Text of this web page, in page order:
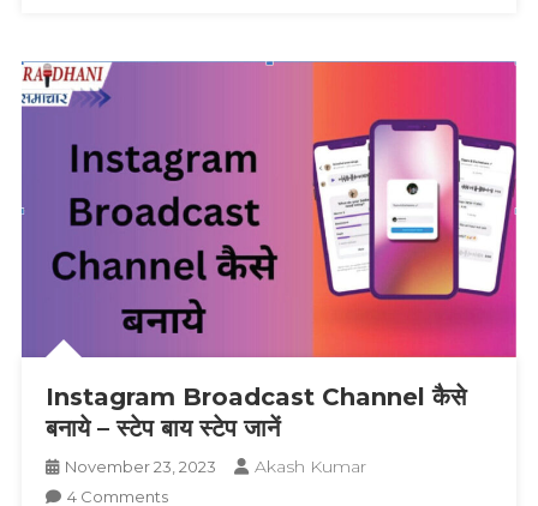
Instagram Broadcast Channel कैसे
बनाये – स्टेप बाय स्टेप जानें
November 23, 2023 Akash Kumar
4 CommentsOn